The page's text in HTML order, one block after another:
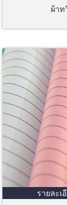
ผ้าท
รายละเ